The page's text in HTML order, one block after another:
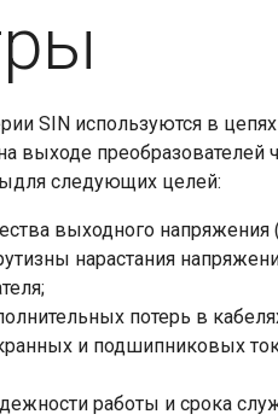
SIN используются в
выходе преобразователей
следующих целей:
выходного напряжения
нарастания
потерь в
и подшипниковых
работы и срока